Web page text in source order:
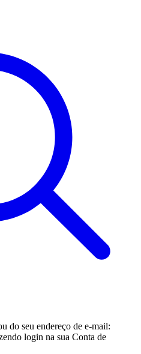
do seu endereço de e-mail:
login na sua Conta de